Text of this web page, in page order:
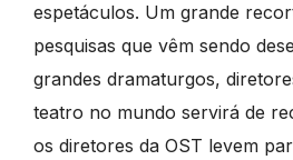
espetáculos. Um grande
pesquisas que vêm sendo
grandes dramaturgos,
teatro no mundo servirá de
os diretores da OST levem